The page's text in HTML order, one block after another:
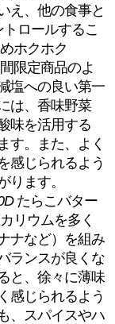
え、他の食事と
ロールするこ
ホクホク
限定商品のよ
塩への良い第一
は、香味野菜
味を活用する
す。また、よく
感じられるよう
ります。
たらこバター
リウムを多く
ナなど）を組み
ランスが良くな
と、徐々に薄味
感じられるよう
、スパイスやハ